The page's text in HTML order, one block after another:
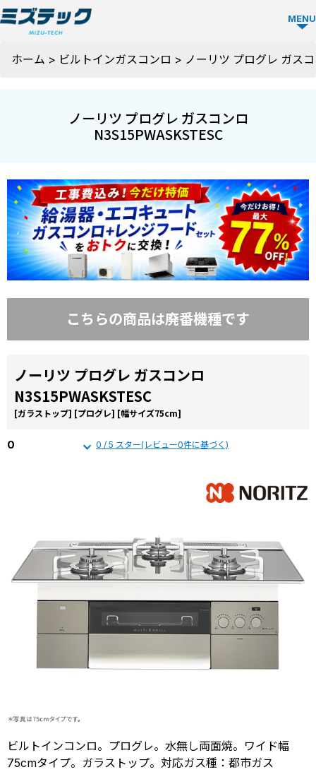
MENU
ガス
テッ
クの
強み
選ば
れる
事例
お役
立ち
ム
よく
ある
ホーム > ビルトインガスコンロ > ノーリツ プログレ ガス
ノーリツ プログレ ガスコンロ
N3S15PWASKSTESC
こちらの商品は廃番機種です
ノーリツ プログレ ガスコンロ
N3S15PWASKSTESC
[ガラストップ] [プログレ] [幅サイズ75cm]
0 0 / 5 スター(レビュー0件に基づく)
ビルトインコンロ。プログレ。水無し両面焼。ワイド幅
75cmタイプ。ガラストップ。対応ガス種：都市ガス